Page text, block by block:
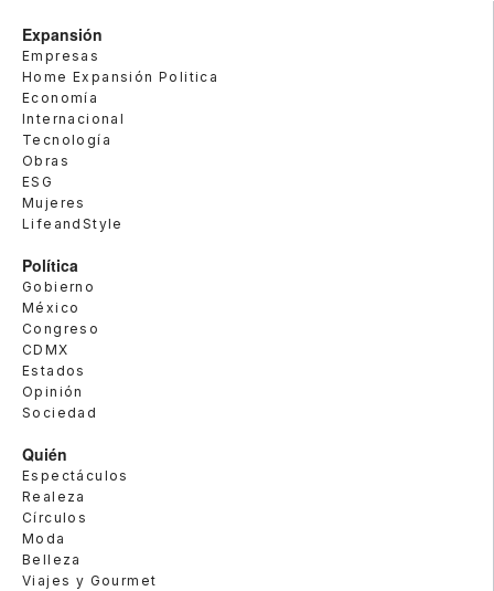
Expansión
Empresas
Home Expansión Politica
Economía
Internacional
Tecnología
Obras
ESG
Mujeres
LifeandStyle
Política
Gobierno
México
Congreso
CDMX
Estados
Opinión
Sociedad
Quién
Espectáculos
Realeza
Círculos
Moda
Belleza
Viajes y Gourmet